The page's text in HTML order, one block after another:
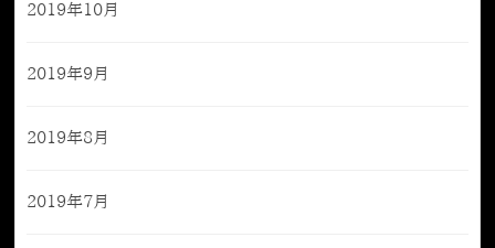
2019年10月
2019年9月
2019年8月
2019年7月